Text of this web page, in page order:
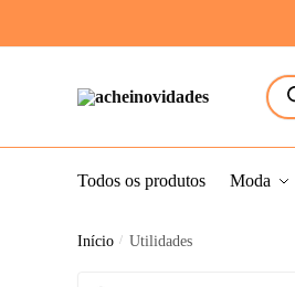
Todos os produtos Moda
Início / Utilidades